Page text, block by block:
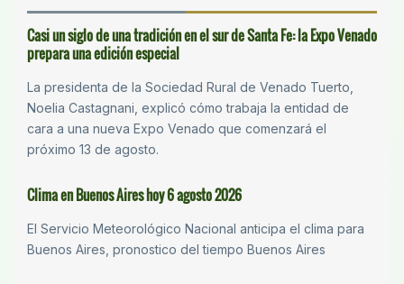
Casi un siglo de una tradición en el sur de Santa Fe: la Expo Venado
prepara una edición especial
La presidenta de la Sociedad Rural de Venado Tuerto,
Noelia Castagnani, explicó cómo trabaja la entidad de
cara a una nueva Expo Venado que comenzará el
próximo 13 de agosto.
Clima en Buenos Aires hoy 6 agosto 2026
El Servicio Meteorológico Nacional anticipa el clima para
Buenos Aires, pronostico del tiempo Buenos Aires